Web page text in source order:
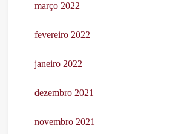
março 2022
fevereiro 2022
janeiro 2022
dezembro 2021
novembro 2021